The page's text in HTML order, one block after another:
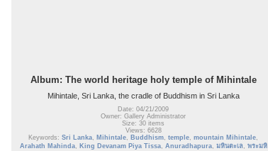
Album: The world heritage holy temple of Mihintale
Mihintale, Sri Lanka, the cradle of Buddhism in Sri Lanka
Date: 04/21/2009
Owner: Gallery Administrator
Size: 30 items
Views: 6628
Keywords: Sri Lanka, Mihintale, Buddhism, temple, mountain Mihintale,
Arahath Mahinda, King Devanam Piya Tissa, Anuradhapura, มหินตะเล , พระมหิ